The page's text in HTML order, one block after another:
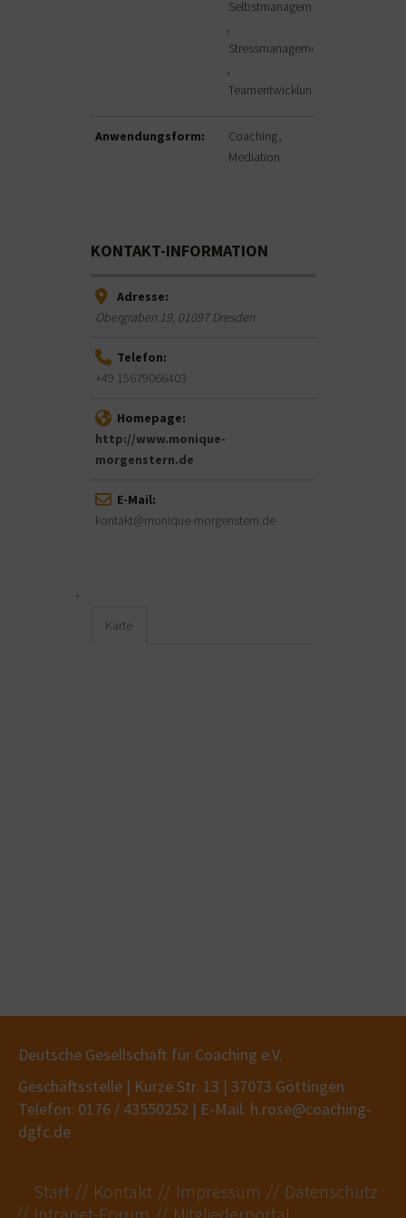
Selbstmanagement
Stressmanagement
Teamentwicklung
Anwendungsform:
Coaching
Mediation
KONTAKT-INFORMATION
Adresse:
Obergraben 19, 01097Dresden
Telefon:
+49 15679066403
Homepage:
http://www.monique-
morgenstern.de
E-Mail:
kontakt@monique-morgenstern.de
Karte
Deutsche Gesellschaft für Coaching e.V.
Geschäftsstelle | Kurze Str. 13 | 37073 Göttingen
Telefon: 0176 / 43550252 | E-Mail: h.rose@coaching-
dgfc.de
Start Kontakt Impressum
Datenschutz